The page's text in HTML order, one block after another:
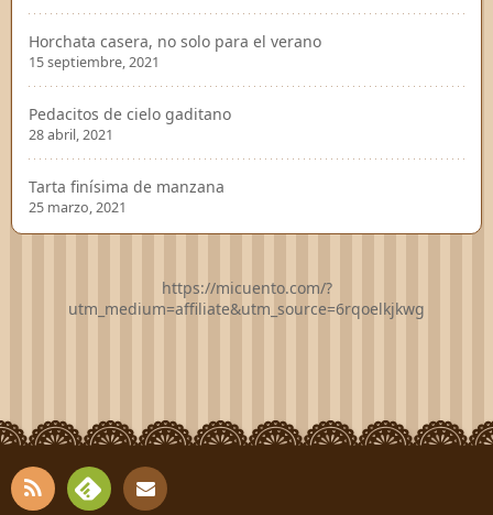
Horchata casera, no solo para el verano
15 septiembre, 2021
Pedacitos de cielo gaditano
28 abril, 2021
Tarta finísima de manzana
25 marzo, 2021
https://micuento.com/?
utm_medium=affiliate&utm_source=6rqoelkjkwg